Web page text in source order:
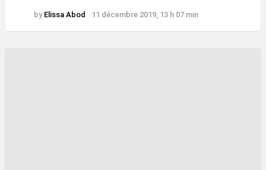
by Elissa Abod 11 décembre 2019, 13 h 07 min